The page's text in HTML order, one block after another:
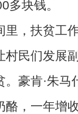
多块钱。
，扶贫工作
村民们发展
。豪肯·朱马
，一年增